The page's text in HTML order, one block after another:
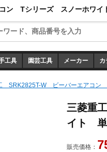
ン Tシリーズ スノーホワイ
工具 園芸工具 メーカー カ
SRK2825T-W ビーバーエアコン
三菱重
イト 単
販売価格：